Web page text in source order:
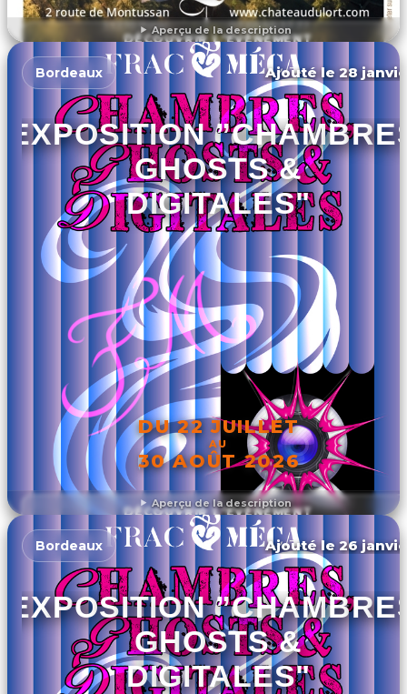
Aperçu de la description
DÉCOUVRIR L'ÉVÉNEMENT
Aperçu de la description
Bordeaux Ajouté le 28
EXPOSITION
GHOSTS &
DIGITALES"
DU 22 JUILLET
AU
30 AOÛT 2026
DÉCOUVRIR L'ÉVÉNEMENT
Bordeaux Ajouté le 26
EXPOSITION
GHOSTS &
DIGITALES"